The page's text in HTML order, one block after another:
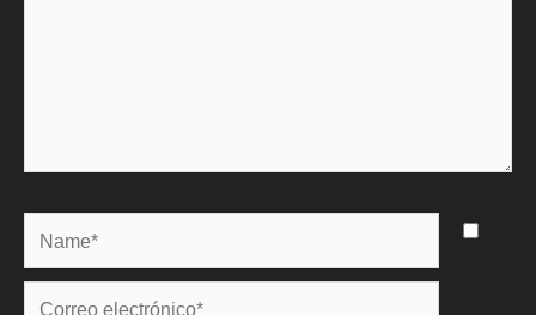
Name*
Correo